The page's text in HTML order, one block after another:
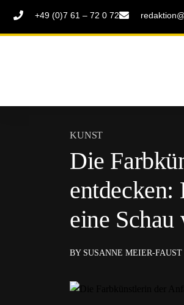
+49 (0)7 61 – 72 0 72
KUNST
Die
entdecken:
eine
BY SUSANNE MEIER-FAUST